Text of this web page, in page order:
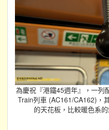
為慶祝『港鐵45週年』，一列
Train列車 (AC161/CA162)，
的天花板，比較暖色系